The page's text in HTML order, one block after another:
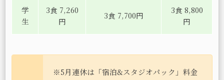
学
生
3食 7,260
円
3食 7,700円
3食 8,800
円
※5月連休は「宿泊&スタジオパック」料金